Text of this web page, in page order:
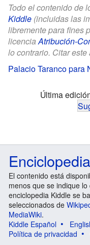
Todo el contenido de
Kiddle (incluidas las
libremente para fines
licenciaAtribución-
lo contrario. Citar este
Palacio Taranco para
Última
El contenido está
menos que se indique
enciclopedia Kiddle se
seleccionados de
MediaWiki.
Kiddle Español
Política de privacidad